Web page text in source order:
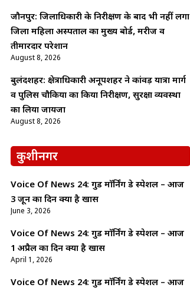
जौनपुर: जिलाधिकारी के निरीक्षण के बाद भी नहीं लगा
जिला महिला अस्पताल का मुख्य बोर्ड, मरीज व
तीमारदार परेशान
August 8, 2026
बुलंदशहर: क्षेत्राधिकारी अनूपशहर ने कांवड़ यात्रा मार्ग
व पुलिस चौकियों का किया निरीक्षण, सुरक्षा व्यवस्था
का लिया जायजा
August 8, 2026
कुशीनगर
Voice Of News 24: गुड माॅर्निंग डे स्पेशल – आज
3 जून का दिन क्यों है खास
June 3, 2026
Voice Of News 24: गुड माॅर्निंग डे स्पेशल – आज
1 अप्रैल का दिन क्यों है खास
April 1, 2026
Voice Of News 24: गुड माॅर्निंग डे स्पेशल – आज